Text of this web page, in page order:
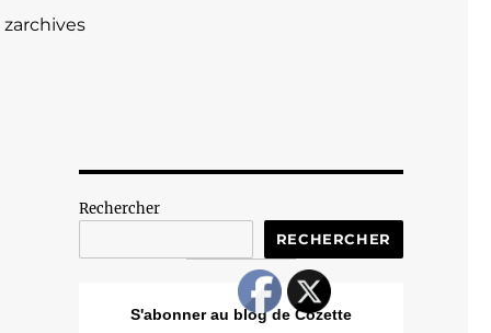
zarchives
Rechercher
RECHERCHER
S'abonner au blog de Cozette